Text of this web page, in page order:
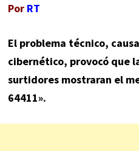
Por RT
El problema técnico,
cibernético, provocó que
surtidores mostraran el
64411».